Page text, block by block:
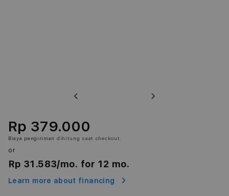
Previous Next
Rp 379.000
Biaya pengiriman dihitung saat checkout.
or
Rp 31.583/mo. for 12 mo.
Learn more about financing